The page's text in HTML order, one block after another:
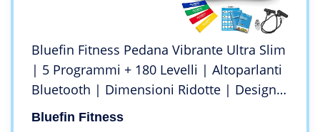
Bluefin Fitness Pedana Vibrante Ultra Slim
| 5 Programmi + 180 Levelli | Altoparlanti
Bluetooth | Dimensioni Ridotte | Design
Made in UK | Performance Durevole
Bluefin Fitness